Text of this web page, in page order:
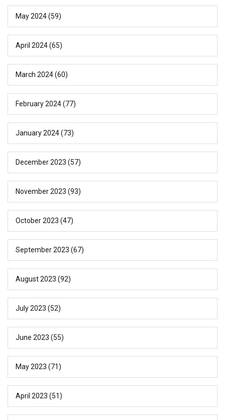
May 2024(59)
April 2024(65)
March 2024(60)
February 2024(77)
January 2024(73)
December 2023 (57)
November 2023 (93)
October 2023 (47)
September 2023 (67)
August 2023 (92)
July 2023 (52)
June 2023 (55)
May 2023 (71)
April 2023 (51)